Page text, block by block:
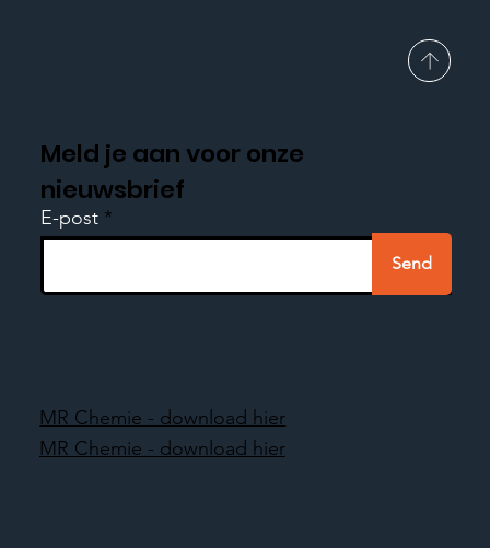
Meld je aan voor onze
nieuwsbrief
E-post
Send
MR Chemie - download hier
MR Chemie - download hier